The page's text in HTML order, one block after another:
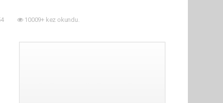
10009+ kez okundu.